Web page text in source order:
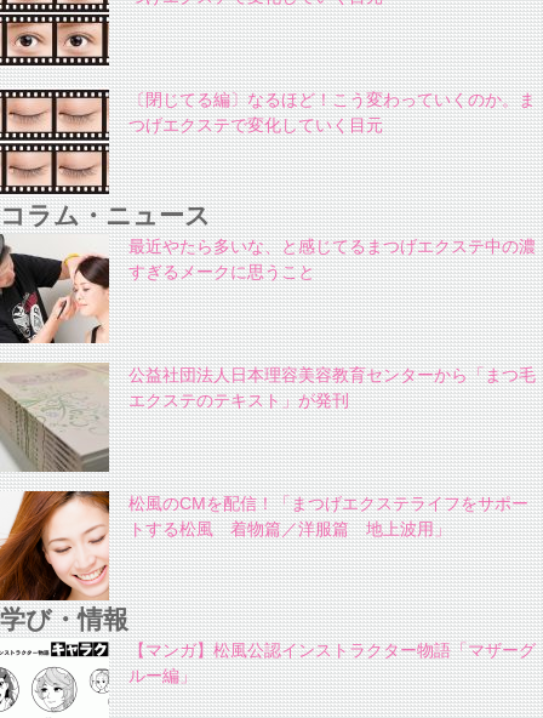
〔閉じてる編〕なるほど！こう変わっていくのか。ま
つげエクステで変化していく目元
コラム・ニュース
最近やたら多いな、と感じてるまつげエクステ中の濃
すぎるメークに思うこと
公益社団法人日本理容美容教育センターから「まつ毛
エクステのテキスト」が発刊
松風のCMを配信！「まつげエクステライフをサポー
トする松風 着物篇／洋服篇 地上波用」
学び・情報
【マンガ】松風公認インストラクター物語「マザーグ
ルー編」